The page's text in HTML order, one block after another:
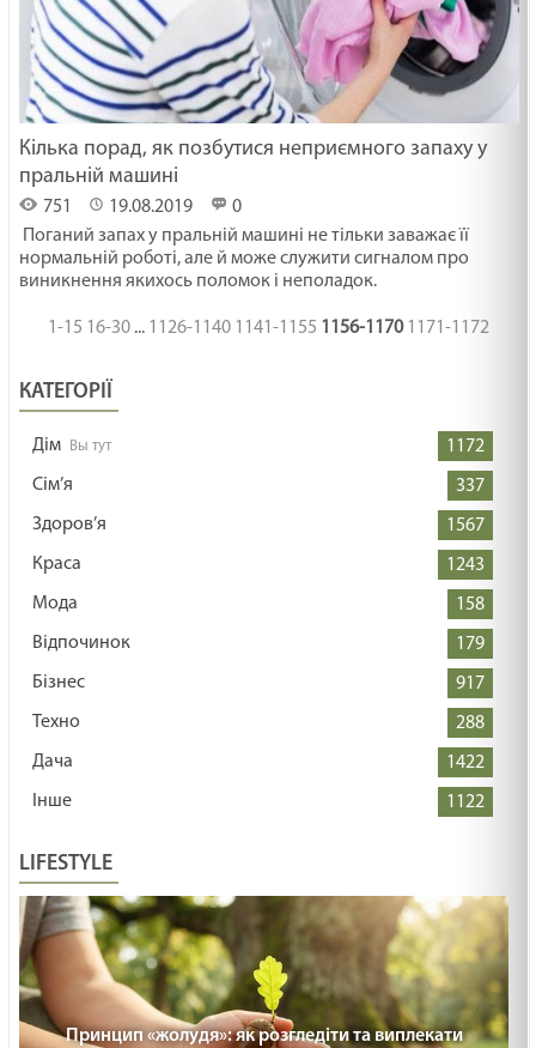
Кілька порад, як позбутися неприємного запаху у
пральній машині
751 19.08.2019
0
Поганий запах у пральній машині не тільки заважає її
нормальній роботі, але й може служити сигналом про
виникнення якихось поломок і неполадок.
1-15 16-30 ... 1126-1140 1141-1155 1156-1170 1171-1172
КАТЕГОРІЇ
Дім
1172
Сім’я
337
Здоров’я
1567
Краса
1243
Мода
158
Відпочинок
179
Бізнес
917
Техно
288
Дача
1422
Інше
1122
LIFESTYLE
Принцип «жолудя»: як розгледіти та виплекати